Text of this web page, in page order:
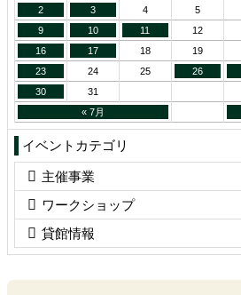
2
3 4 5
9
10 11 12
16
17 18 19
23
24 25 26
30
31
« 7月
イベントカテゴリ
主催事業
ワークショップ
貸館情報
ン
ー